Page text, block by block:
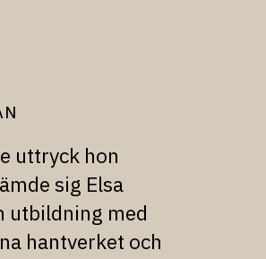
uttryck hon
sig Elsa
utbildning med
hantverket och